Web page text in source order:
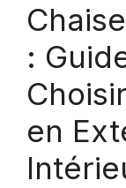
:
en